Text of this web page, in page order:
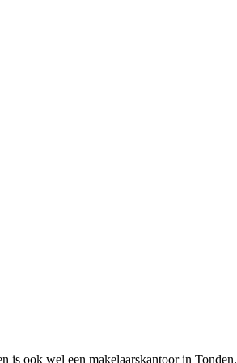
is ook wel een makelaarskantoor in Tonden.